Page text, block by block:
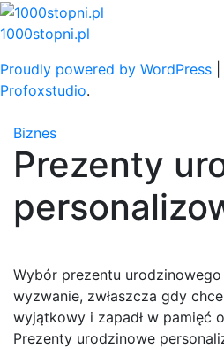
Skip
to
1000stopni.pl
Proudly powered by WordPress
Profoxstudio.
Biznes
Prezenty
Wybór prezentu
wyzwanie, zwłaszcza gdy
wyjątkowy i zapadł w pamięć
Prezenty urodzinowe